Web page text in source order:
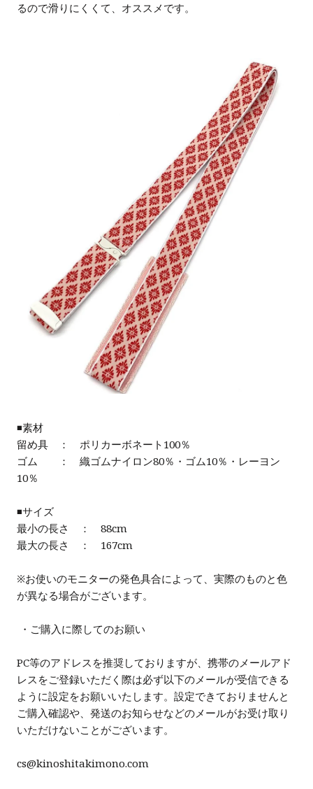
るので滑りにくくて、オススメです。
◾️素材
留め具 ： ポリカーボネート100％
ゴム ： 織ゴムナイロン80％・ゴム10％・レーヨン
10％
◾️サイズ
最小の長さ
： 88cm
最大の長さ
： 167cm
※お使いのモニターの発色具合によって、実際のものと色
が異なる場合がございます。
・ご購入に際してのお願い
PC等のアドレスを推奨しておりますが、携帯のメールアド
レスをご登録いただく際は必ず以下のメールが受信できる
ように設定をお願いいたします。設定できておりませんと
ご購入確認や、発送のお知らせなどのメールがお受け取り
いただけないことがございます。
cs@kinoshitakimono.com